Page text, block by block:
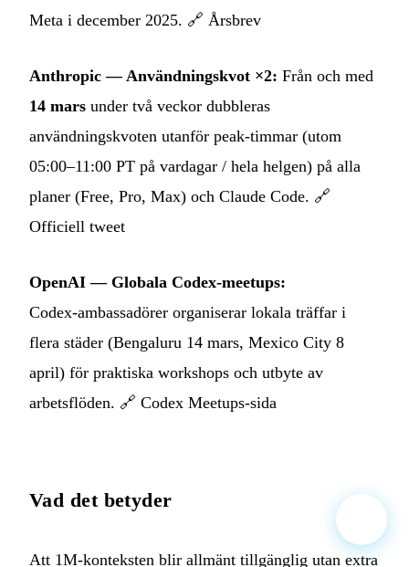
Meta i december 2025. 🔗 Årsbrev
Anthropic — Användningskvot ×2: Från och med
14 mars under två veckor dubbleras
användningskvoten utanför peak‑timmar (utom
05:00–11:00 PT på vardagar / hela helgen) på alla
planer (Free, Pro, Max) och Claude Code. 🔗
Officiell tweet
OpenAI — Globala Codex‑meetups:
Codex‑ambassadörer organiserar lokala träffar i
flera städer (Bengaluru 14 mars, Mexico City 8
april) för praktiska workshops och utbyte av
arbetsflöden. 🔗 Codex Meetups‑sida
Vad det betyder
Att 1M‑konteksten blir allmänt tillgänglig utan extra